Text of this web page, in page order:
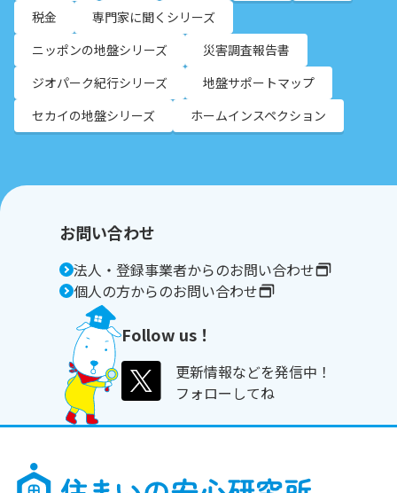
税金
専門家に聞くシリーズ
ニッポンの地盤シリーズ
災害調査報告書
ジオパーク紀行シリーズ
地盤サポートマップ
セカイの地盤シリーズ
ホームインスペクション
お問い合わせ
法人・登録事業者からのお問い合わせ
個人の方からのお問い合わせ
Follow us！
更新情報などを発信中！
フォローしてね